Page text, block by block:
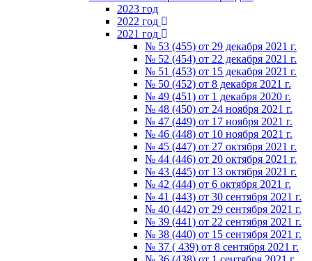
2023 год
2022 год
2021 год
№ 53 (455) от 29 декабря 2021 г.
№ 52 (454) от 22 декабря 2021 г.
№ 51 (453) от 15 декабря 2021 г.
№ 50 (452) от 8 декабря 2021 г.
№ 49 (451) от 1 декабря 2020 г.
№ 48 (450) от 24 ноября 2021 г.
№ 47 (449) от 17 ноября 2021 г.
№ 46 (448) от 10 ноября 2021 г.
№ 45 (447) от 27 октября 2021 г.
№ 44 (446) от 20 октября 2021 г.
№ 43 (445) от 13 октября 2021 г.
№ 42 (444) от 6 октября 2021 г.
№ 41 (443) от 30 сентября 2021 г.
№ 40 (442) от 29 сентября 2021 г.
№ 39 (441) от 22 сентября 2021 г.
№ 38 (440) от 15 сентября 2021 г.
№ 37 ( 439) от 8 сентября 2021 г.